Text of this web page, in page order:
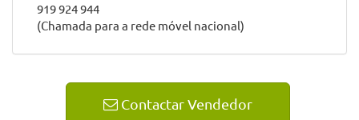
919 924 944
(Chamada para a rede móvel nacional)
Contactar Vendedor